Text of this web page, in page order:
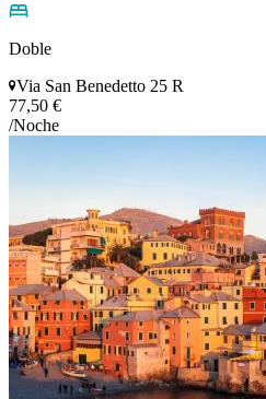
Doble
Via San Benedetto 25 R
77,50 €
/Noche